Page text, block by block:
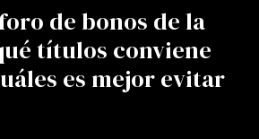
de bonos de la
títulos conviene
es mejor evitar